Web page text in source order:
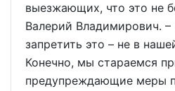
выезжающих, что это не
Валерий Владимирович.
запретить это – не в
Конечно, мы стараемся
предупреждающие меры